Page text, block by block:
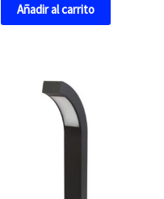
Añadir al carrito